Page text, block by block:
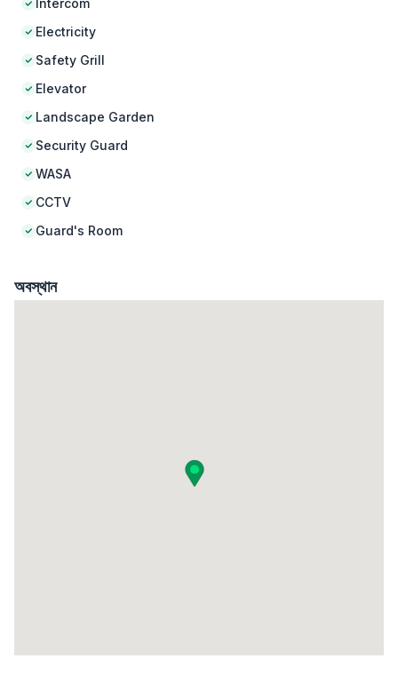
Intercom
Electricity
Safety Grill
Elevator
Landscape Garden
Security Guard
WASA
CCTV
Guard's Room
অবস্থান